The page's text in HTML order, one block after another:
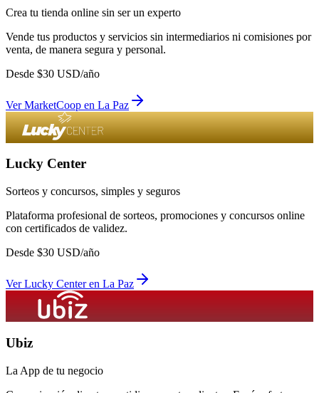
Crea tu tienda online sin ser un experto
Vende tus productos y servicios sin intermediarios ni comisiones por
venta, de manera segura y personal.
Desde $30 USD/año
VerMarketCoop en La Paz
Lucky Center
Sorteos y concursos, simples y seguros
Plataforma profesional de sorteos, promociones y concursos online
con certificados de validez.
Desde $30 USD/año
VerLucky Centeren La Paz
Ubiz
La App de tu negocio